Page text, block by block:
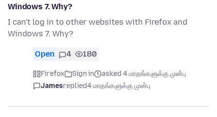
Windows 7. Why?
I can't log in to other websites with Firefox and
Windows 7. Why?
Open 4 180
Firefox Sign in
asked 4 மாதங்களுக்கு முன்பு
Jamesreplied4 மாதங்களுக்கு முன்பு